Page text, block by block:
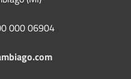
000 06904